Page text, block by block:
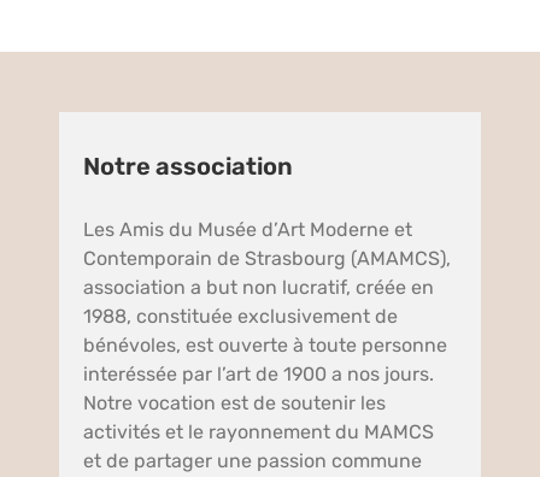
Notre association
Les Amis du Musée d’Art Moderne et
Contemporain de Strasbourg (AMAMCS),
association a but non lucratif, créée en
1988, constituée exclusivement de
bénévoles, est ouverte à toute personne
interéssée par l’art de 1900 a nos jours.
Notre vocation est de soutenir les
activités et le rayonnement du MAMCS
et de partager une passion commune